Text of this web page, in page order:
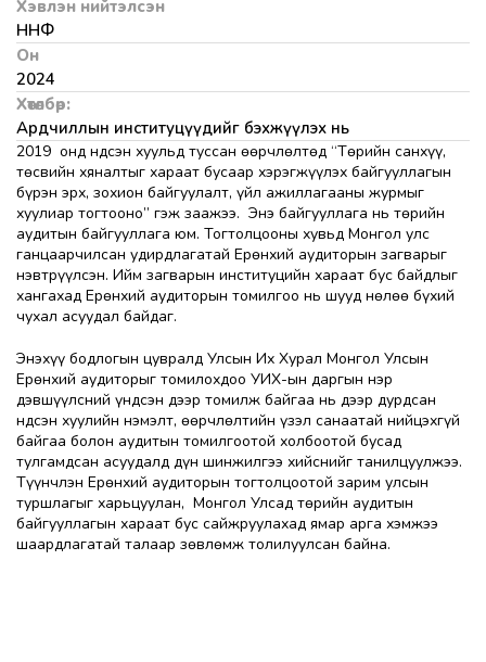
Хэвлэн нийтэлсэн
ННФ
Он
2024
Хөтөлбөр:
Ардчиллын институцүүдийг бэхжүүлэх нь
2019 онд Үндсэн хуульд туссан өөрчлөлтөд “Төрийн санхүү,
төсвийн хяналтыг хараат бусаар хэрэгжүүлэх байгууллагын
бүрэн эрх, зохион байгуулалт, үйл ажиллагааны журмыг
хуулиар тогтооно” гэж заажээ. Энэ байгууллага нь төрийн
аудитын байгууллага юм. Тогтолцооны хувьд Монгол улс
ганцаарчилсан удирдлагатай Ерөнхий аудиторын загварыг
нэвтрүүлсэн. Ийм загварын институцийн хараат бус байдлыг
хангахад Ерөнхий аудиторын томилгоо нь шууд нөлөө бүхий
чухал асуудал байдаг.
Энэхүү бодлогын цувралд Улсын Их Хурал Монгол Улсын
Ерөнхий аудиторыг томилохдоо УИХ-ын даргын нэр
дэвшүүлсний үндсэн дээр томилж байгаа нь дээр дурдсан
Үндсэн хуулийн нэмэлт, өөрчлөлтийн үзэл санаатай нийцэхгүй
байгаа болон аудитын томилгоотой холбоотой бусад
тулгамдсан асуудалд дүн шинжилгээ хийснийг танилцуулжээ.
Түүнчлэн Ерөнхий аудиторын тогтолцоотой зарим улсын
туршлагыг харьцуулан, Монгол Улсад төрийн аудитын
байгууллагын хараат бус сайжруулахад ямар арга хэмжээ
шаардлагатай талаар зөвлөмж толилуулсан байна.